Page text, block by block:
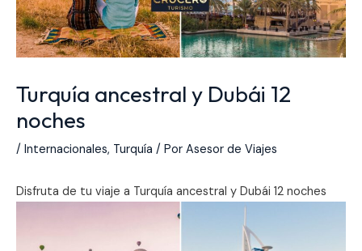
Turquía ancestral y Dubái 12
noches
/ Internacionales, Turquía / Por Asesor de Viajes
Disfruta de tu viaje a Turquía ancestral y Dubái 12 noches